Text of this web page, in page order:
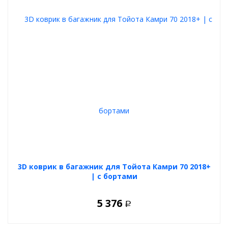
3D коврик в багажник для Тойота Камри 70 2018+
| с бортами
5 376 Р